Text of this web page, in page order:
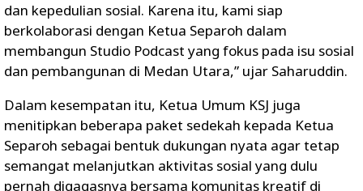
dan kepedulian sosial. Karena itu, kami siap
berkolaborasi dengan Ketua Separoh dalam
membangun Studio Podcast yang fokus pada isu sosial
dan pembangunan di Medan Utara,” ujar Saharuddin.
Dalam kesempatan itu, Ketua Umum KSJ juga
menitipkan beberapa paket sedekah kepada Ketua
Separoh sebagai bentuk dukungan nyata agar tetap
semangat melanjutkan aktivitas sosial yang dulu
pernah digagasnya bersama komunitas kreatif di